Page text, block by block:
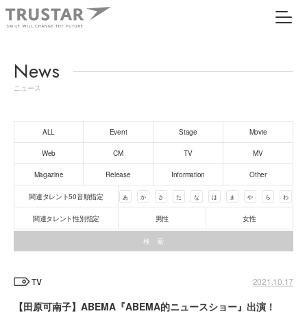
News
ニュース
ALL Event Stage Movie
Web CM TV MV
Magazine Release Information Other
関連タレント50音順指定 あ か さ た な は ま や ら わ
関連タレント性別指定 男性 女性
TV 2021.10.17
【田原可南子】ABEMA『ABEMA的ニュースショー』出演！